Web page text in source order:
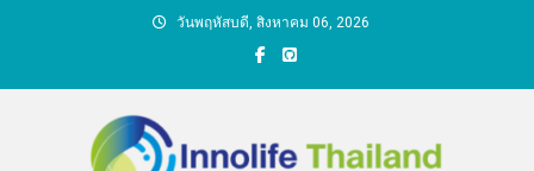
วันพฤหัสบดี, สิงหาคม 06, 2026